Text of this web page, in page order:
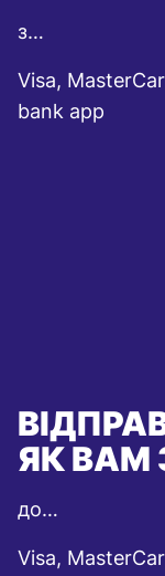
з…
Visa,
bank app
ЯК ВАМ
до…
Visa,